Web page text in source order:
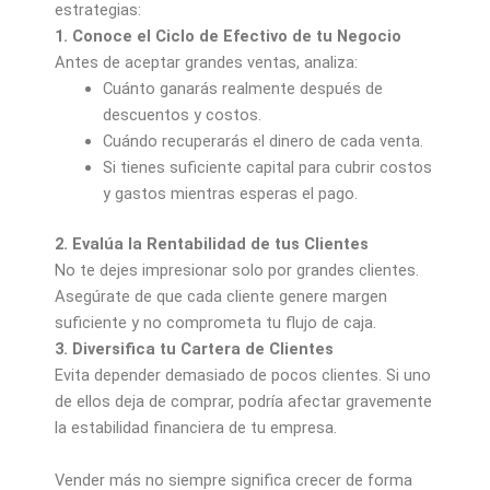
estrategias:
1. Conoce el Ciclo de Efectivo de tu Negocio
Antes de aceptar grandes ventas, analiza:
Cuánto ganarás realmente después de
descuentos y costos.
Cuándo recuperarás el dinero de cada venta.
Si tienes suficiente capital para cubrir costos
y gastos mientras esperas el pago.
2. Evalúa la Rentabilidad de tus Clientes
No te dejes impresionar solo por grandes clientes.
Asegúrate de que cada cliente genere margen
suficiente y no comprometa tu flujo de caja.
3. Diversifica tu Cartera de Clientes
Evita depender demasiado de pocos clientes. Si uno
de ellos deja de comprar, podría afectar gravemente
la estabilidad financiera de tu empresa.
Vender más no siempre significa crecer de forma